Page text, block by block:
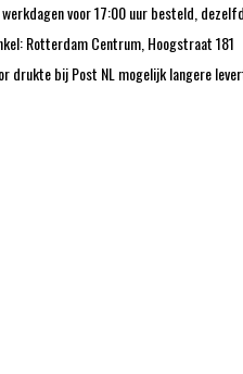
werkdagen voor 17:00 uur besteld,
Rotterdam Centrum, Hoogstraat 181
drukte bij Post NL mogelijk langere